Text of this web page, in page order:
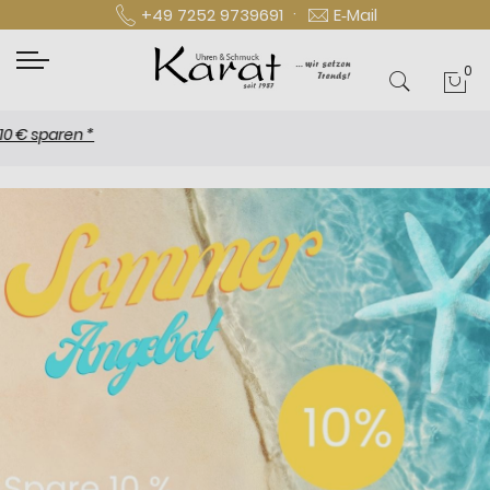
+49 7252 9739691 · E‑Mail
0